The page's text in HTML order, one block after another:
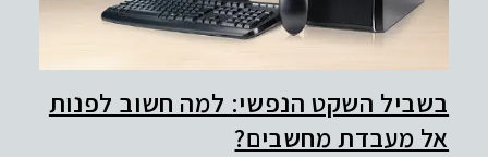
בשביל השקט הנפשי: למה חשוב לפנות
אל מעבדת מחשבים?